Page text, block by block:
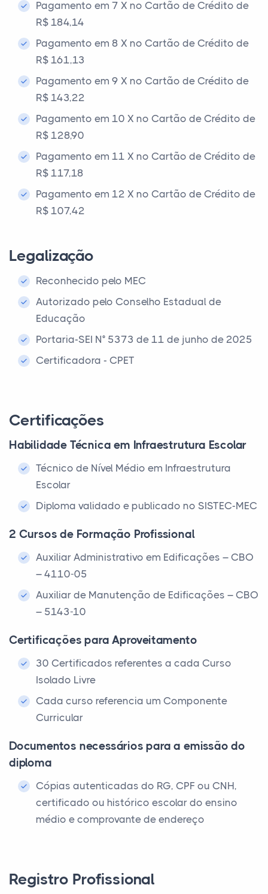
Pagamento em 7 X no Cartão de Crédito de
R$ 184,14
Pagamento em 8 X no Cartão de Crédito de
R$ 161,13
Pagamento em 9 X no Cartão de Crédito de
R$ 143,22
Pagamento em 10 X no Cartão de Crédito de
R$ 128,90
Pagamento em 11 X no Cartão de Crédito de
R$ 117,18
Pagamento em 12 X no Cartão de Crédito de
R$ 107,42
Legalização
Reconhecido pelo MEC
Autorizado pelo Conselho Estadual de
Educação
Portaria-SEI N° 5373 de 11 de junho de 2025
Certificadora - CPET
Certificações
Habilidade Técnica em Infraestrutura Escolar
Técnico de Nível Médio em Infraestrutura
Escolar
Diploma validado e publicado no SISTEC-MEC
2 Cursos de Formação Profissional
Auxiliar Administrativo em Edificações – CBO
– 4110-05
Auxiliar de Manutenção de Edificações – CBO
– 5143-10
Certificações para Aproveitamento
30 Certificados referentes a cada Curso
Isolado Livre
Cada curso referencia um Componente
Curricular
Documentos necessários para a emissão do
diploma
Cópias autenticadas do RG, CPF ou CNH,
certificado ou histórico escolar do ensino
médio e comprovante de endereço
Registro Profissional